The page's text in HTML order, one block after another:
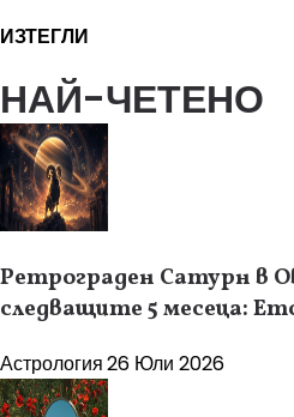
ИЗТЕГЛИ
НАЙ-ЧЕТЕНО
Ретрограден Сатурн в
следващите 5 месеца:
Астрология26 Юли 2026